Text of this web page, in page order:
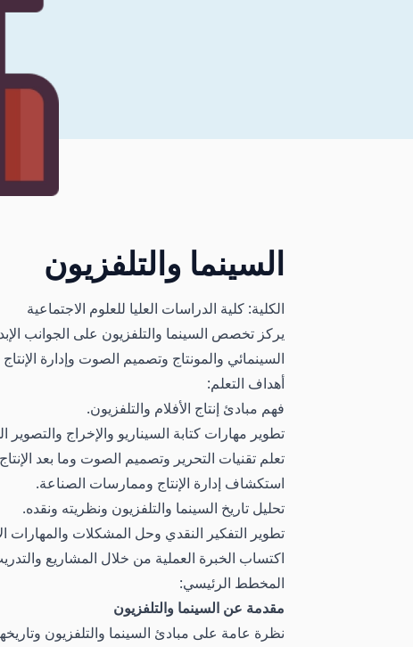
السينما والتلفزيون
الكلية: كلية الدراسات العليا للعلوم الاجتماعية
يركز تخصص السينما والتلفزيون على الجوانب
السينمائي والمونتاج وتصميم الصوت وإدارة
أهداف التعلم:
فهم مبادئ إنتاج الأفلام والتلفزيون.
تطوير مهارات كتابة السيناريو والإخراج والتصوير
تعلم تقنيات التحرير وتصميم الصوت وما بعد
استكشاف إدارة الإنتاج وممارسات الصناعة.
تحليل تاريخ السينما والتلفزيون ونظريته ونقده.
تطوير التفكير النقدي وحل المشكلات والمهارات
اكتساب الخبرة العملية من خلال المشاريع
المخطط الرئيسي:
مقدمة عن السينما والتلفزيون
نظرة عامة على مبادئ السينما والتلفزيون وتاريخها